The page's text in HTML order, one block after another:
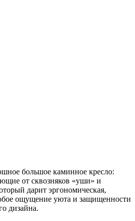
большое каминное кресло:
от сквозняков «уши» и
дарит эргономическая,
ощущение уюта и защищенности
дизайна.